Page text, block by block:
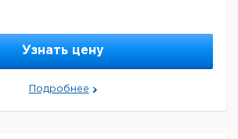
Узнать цену
Подробнее